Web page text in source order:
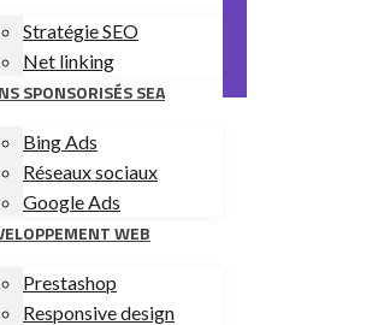
Stratégie SEO
Net linking
SPONSORISÉS SEA
Bing Ads
Réseaux sociaux
Google Ads
WEB
Prestashop
Responsive design